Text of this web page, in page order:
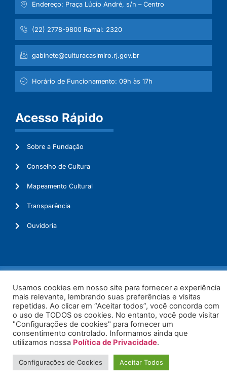
Endereço: Praça Lúcio André, s/n – Centro
(22) 2778-9800 Ramal: 2320
gabinete@culturacasimiro.rj.gov.br
Horário de Funcionamento: 09h às 17h
Acesso Rápido
Sobre a Fundação
Conselho de Cultura
Mapeamento Cultural
Transparência
Ouvidoria
Usamos cookies em nosso site para fornecer a experiência
mais relevante, lembrando suas preferências e visitas
repetidas. Ao clicar em “Aceitar todos”, você concorda com
o uso de TODOS os cookies. No entanto, você pode visitar
"Configurações de cookies" para fornecer um
consentimento controlado. Informamos ainda que
utilizamos nossa Política de Privacidade.
Configurações de Cookies Aceitar Todos